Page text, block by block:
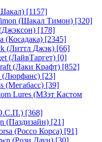
[1157]
(Шакал Тимон) [320]
[178]
(Косадака) [2345]
(Литтл Джэк) [66]
(ЛайвТаргет) [0]
(Лаки Крафт) [852]
(Люрфанс) [23]
(Мегабасс) [39]
Lures (МЗэт Кастом
[368]
(Паздизайн) [21]
(Россо Корса) [91]